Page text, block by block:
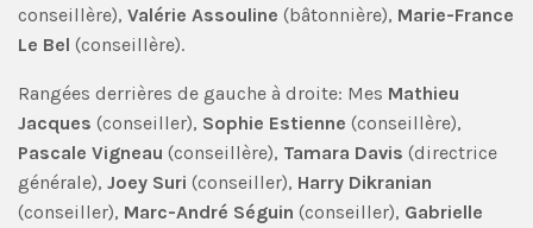
conseillère), Valérie Assouline (bâtonnière), Marie-France
Le Bel (conseillère).
Rangées derrières de gauche à droite: Mes Mathieu
Jacques (conseiller), Sophie Estienne (conseillère),
Pascale Vigneau (conseillère), Tamara Davis (directrice
générale), Joey Suri (conseiller), Harry Dikranian
(conseiller), Marc-André Séguin (conseiller), Gabrielle